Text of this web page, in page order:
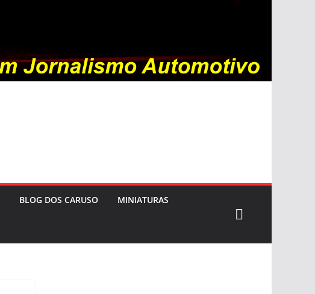
BLOG DOS CARUSO MINIATURAS